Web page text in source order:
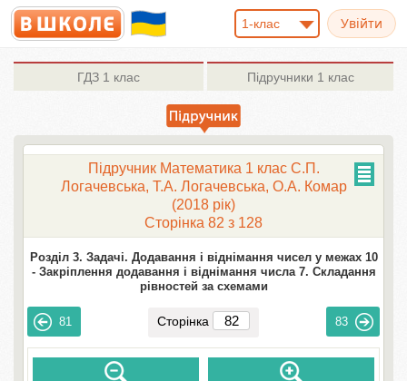
1-клас
ГДЗ 1 клас Підручники 1 клас
Підручник Математика 1 клас С.П.
Логачевська, Т.А. Логачевська, О.А. Комар
(2018 рік)
Сторінка 82 з 128
Розділ 3. Задачі. Додавання і віднімання чисел у межах 10
- Закріплення додавання і віднімання числа 7. Складання
рівностей за схемами
81 Сторінка 83